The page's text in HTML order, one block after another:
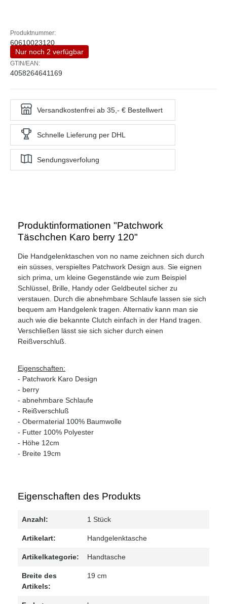
Produktnummer:
60610023120
Nur noch 2 verfügbar
GTIN/EAN:
4058264641169
Versandkostenfrei ab 35,- € Bestellwert
Schnelle Lieferung per DHL
Sendungsverfolung
Produktinformationen "Patchwork
Täschchen Karo berry 120"
Die Handgelenktaschen von no name zeichnen sich durch
ein süsses, verspieltes Patchwork Design aus. Sie eignen
sich prima, um kleine Gegenstände wie zum Beispiel
Schlüssel, Brille, Handy oder Geldbeutel sicher zu
verstauen. Durch die abnehmbare Schlaufe lassen sie sich
bequem am Handgelenk tragen. Alternativ kann man sie
auch wie die bekannte Clutch einfach in der Hand tragen.
Verschließen lässt sie sich sicher durch einen
Reißverschluß.
Eigenschaften:
- Patchwork Karo Design
- berry
- abnehmbare Schlaufe
- Reißverschluß
- Obermaterial 100% Baumwolle
- Futter 100% Polyester
- Höhe 12cm
- Breite 19cm
Eigenschaften des Produkts
Anzahl: 1 Stück
Artikelart: Handgelenktasche
Artikelkategorie: Handtasche
Breite des
Artikels:
19 cm